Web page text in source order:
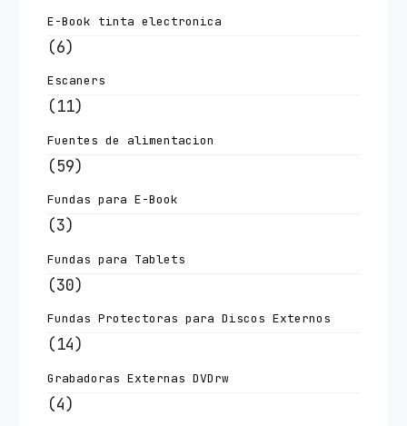
E-Book tinta electronica
(6)
Escaners
(11)
Fuentes de alimentacion
(59)
Fundas para E-Book
(3)
Fundas para Tablets
(30)
Fundas Protectoras para Discos Externos
(14)
Grabadoras Externas DVDrw
(4)